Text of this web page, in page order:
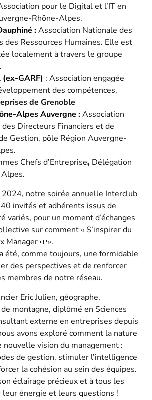
pour le Digital et l’IT en
Rhône-Alpes.
:Association Nationale des
des Ressources Humaines. Elle est
localement à travers le groupe
GARF) : Association engagée
des compétences.
de Grenoble
Alpes Auvergne :Association
Directeurs Financiers et de
Gestion, pôle Région Auvergne-
Chefs d’Entreprise, Délégation
notre soirée annuelle Interclub
invités et adhérents issus de
variés, pour un moment d’échanges
sur comment « S’inspirer du
Manager 🌱».
été, comme toujours, une formidable
des perspectives et de renforcer
membres de notre réseau.
Eric Julien, géographe,
montagne, diplômé en Sciences
externe en entreprises depuis
avons exploré comment la nature
vision du management :
de gestion, stimuler l’intelligence
la cohésion au sein des équipes.
éclairage précieux et à tous les
leur énergie et leurs questions !